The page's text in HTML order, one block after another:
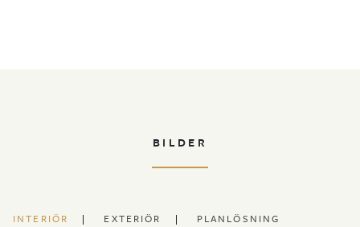
BILDER
INTERIÖR EXTERIÖR PLANLÖSNING